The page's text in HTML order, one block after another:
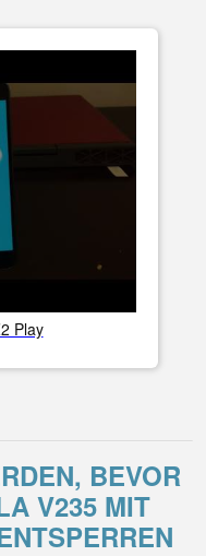
Play
BEVOR
V235 MIT